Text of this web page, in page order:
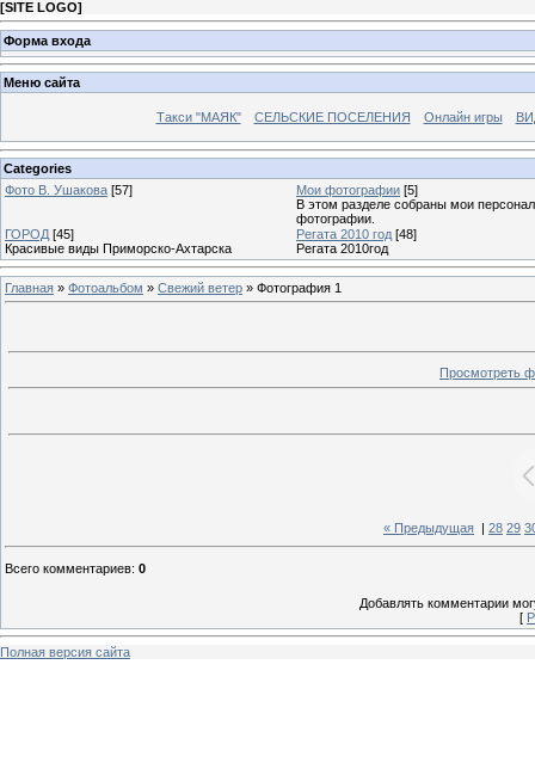
[SITE LOGO]
Форма входа
Меню сайта
Такси "МАЯК" СЕЛЬСКИЕ ПОСЕЛЕНИЯ Онлайн игры
Categories
Фото В. Ушакова [57] Мои фотографии [5]
В этом разделе собраны мои
фотографии.
ГОРОД [45]
Красивые виды Приморско-Ахтарска
Регата 2010 год [48]
Регата 2010год
Главная » Фотоальбом » Свежий ветер » Фотография 1
Просмотреть
« Предыдущая 28 29
Всего комментариев: 0
Добавлять комментарии
[
Полная версия сайта